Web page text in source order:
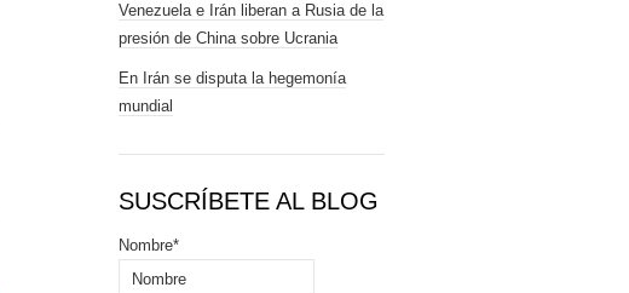
Venezuela e Irán liberan a Rusia de la
presión de China sobre Ucrania
En Irán se disputa la hegemonía
mundial
SUSCRÍBETE AL BLOG
Nombre*